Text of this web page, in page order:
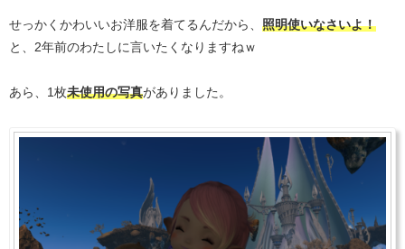
せっかくかわいいお洋服を着てるんだから、 照明使いなさいよ！
と、2年前のわたしに言いたくなりますねｗ
あら、1枚未使用の写真がありました。